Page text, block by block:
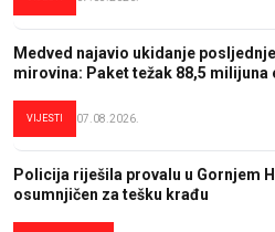
Medved najavio ukidanje
mirovina: Paket težak 88,5 milijuna
VIJESTI 07.08.2026.
Policija riješila provalu u Gornjem
osumnjičen za tešku krađu